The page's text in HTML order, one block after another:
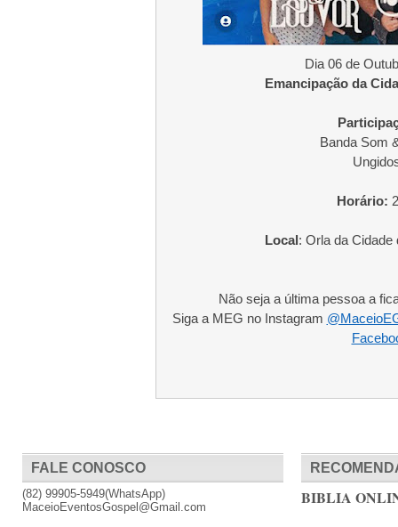
Dia 06 de
Emancipação da
Banda Som
Horário:
Local: Orla da Cidade
Não seja a última pessoa a
Siga a MEG no Instagram
FALE CONOSCO
(82) 99905-5949(WhatsApp)
MaceioEventosGospel@Gmail.com
BIBLIA